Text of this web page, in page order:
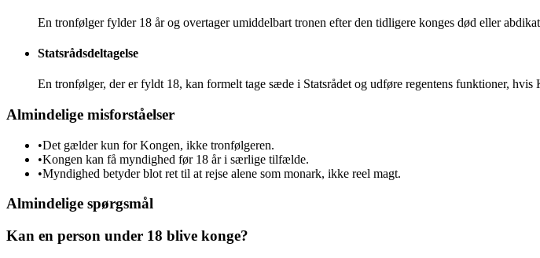
En tronfølger fylder 18 år og overtager umiddelbart tronen efter den tidligere konges død eller
Statsrådsdeltagelse
En tronfølger, der er fyldt 18, kan formelt tage sæde i Statsrådet og udføre regentens funktioner, hvis
Almindelige misforståelser
•Det gælder kun for Kongen, ikke tronfølgeren.
•Kongen kan få myndighed før 18 år i særlige tilfælde.
•Myndighed betyder blot ret til at rejse alene som monark, ikke reel magt.
Almindelige spørgsmål
Kan en person under 18 blive konge?